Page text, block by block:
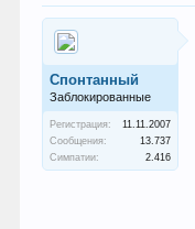
Спонтанный
Заблокированные
Регистрация:
11.11.2007
Сообщения:
13.737
Симпатии:
2.416